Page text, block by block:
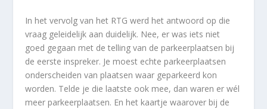
In het vervolg van het RTG werd het antwoord op die
vraag geleidelijk aan duidelijk. Nee, er was iets niet
goed gegaan met de telling van de parkeerplaatsen bij
de eerste inspreker. Je moest echte parkeerplaatsen
onderscheiden van plaatsen waar geparkeerd kon
worden. Telde je die laatste ook mee, dan waren er wél
meer parkeerplaatsen. En het kaartje waarover bij de